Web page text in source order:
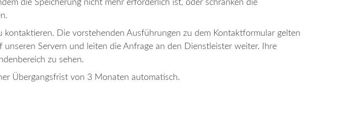
die Speicherung nicht mehr erforderlich ist, oder schränken die
Die vorstehenden Ausführungen zu dem Kontaktformular gelten
Servern und leiten die Anfrage an den Dienstleister weiter. Ihre
zu sehen.
Übergangsfrist von 3 Monaten automatisch.